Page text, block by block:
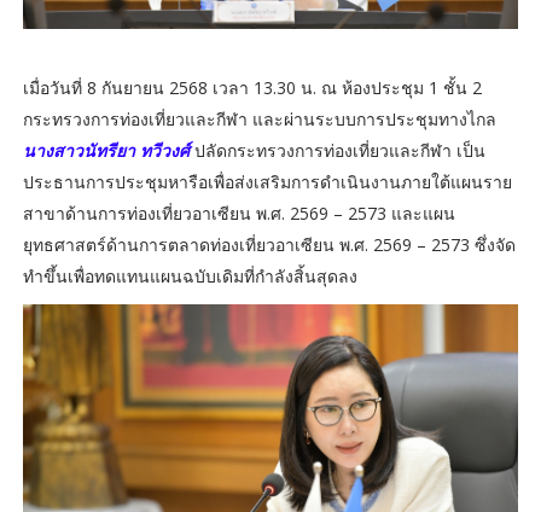
เมื่อวันที่ 8 กันยายน 2568 เวลา 13.30 น. ณ ห้องประชุม 1 ชั้น 2
กระทรวงการท่องเที่ยวและกีฬา และผ่านระบบการประชุมทางไกล
นางสาวนัทรียา ทวีวงศ์ปลัดกระทรวงการท่องเที่ยวและกีฬา เป็น
ประธานการประชุมหารือเพื่อส่งเสริมการดำเนินงานภายใต้แผนราย
สาขาด้านการท่องเที่ยวอาเซียน พ.ศ. 2569 – 2573 และแผน
ยุทธศาสตร์ด้านการตลาดท่องเที่ยวอาเซียน พ.ศ. 2569 – 2573 ซึ่งจัด
ทำขึ้นเพื่อทดแทนแผนฉบับเดิมที่กำลังสิ้นสุดลง